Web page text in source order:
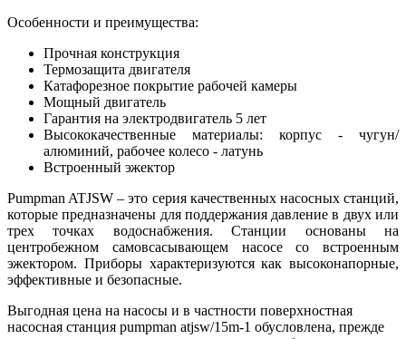
Особенности и преимущества:
Прочная конструкция
Термозащита двигателя
Катафорезное покрытие рабочей камеры
Мощный двигатель
Гарантия на электродвигатель 5 лет
Высококачественные материалы: корпус - чугун/
алюминий, рабочее колесо - латунь
Встроенный эжектор
Pumpman ATJSW – это серия качественных насосных станций,
которые предназначены для поддержания давление в двух или
трех точках водоснабжения. Станции основаны на
центробежном самовсасывающем насосе со встроенным
эжектором. Приборы характеризуются как высоконапорные,
эффективные и безопасные.
Выгодная цена на насосы и в частности поверхностная
насосная станция pumpman atjsw/15m-1 обусловлена, прежде